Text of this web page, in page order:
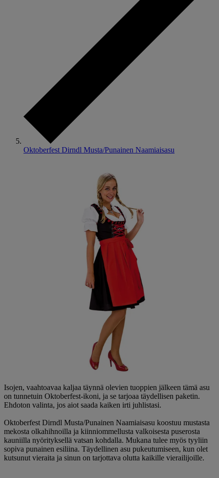
Oktoberfest Dirndl Musta/Punainen Naamiaisasu
Isojen, vaahtoavaa kaljaa täynnä olevien tuoppien jälkeen tämä asu
on tunnetuin Oktoberfest-ikoni, ja se tarjoaa täydellisen paketin.
Ehdoton valinta, jos aiot saada kaiken irti juhlistasi.
Oktoberfest Dirndl Musta/Punainen Naamiaisasu koostuu mustasta
mekosta olkahihnoilla ja kiinniommellusta valkoisesta puserosta
kauniilla nyörityksellä vatsan kohdalla. Mukana tulee myös tyyliin
sopiva punainen esiliina. Täydellinen asu pukeutumiseen, kun olet
kutsunut vieraita ja sinun on tarjottava olutta kaikille vierailijoille.